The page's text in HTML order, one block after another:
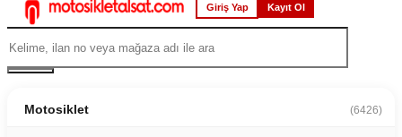
Giriş Yap Kayıt Ol
Motosiklet (6426)